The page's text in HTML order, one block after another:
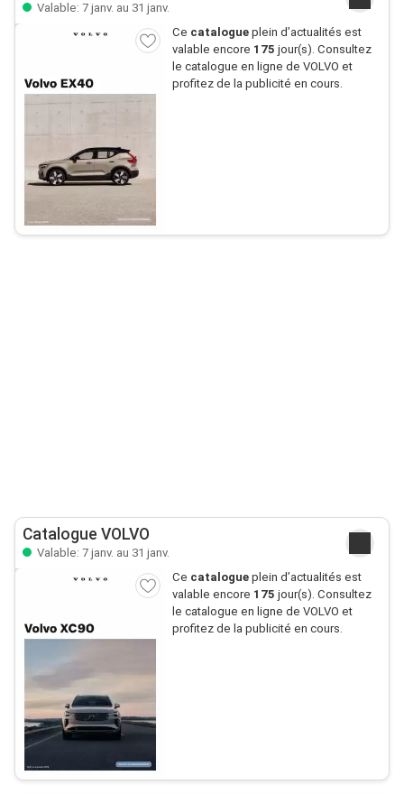
Valable: 7 janv. au 31 janv.
Ce catalogueplein d’actualités est
valable encore 175 jour(s). Consultez
le catalogue en ligne de VOLVO et
profitez de la publicité en cours.
Catalogue VOLVO
Valable: 7 janv. au 31 janv.
Ce catalogueplein d’actualités est
valable encore 175 jour(s). Consultez
le catalogue en ligne de VOLVO et
profitez de la publicité en cours.